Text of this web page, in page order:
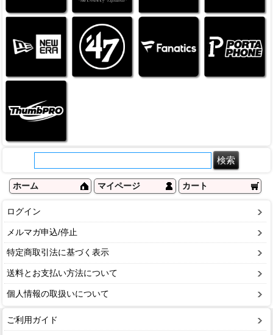
ホーム マイページ カート
ログイン
メルマガ申込/停止
特定商取引法に基づく表示
送料とお支払い方法について
個人情報の取扱いについて
ご利用ガイド